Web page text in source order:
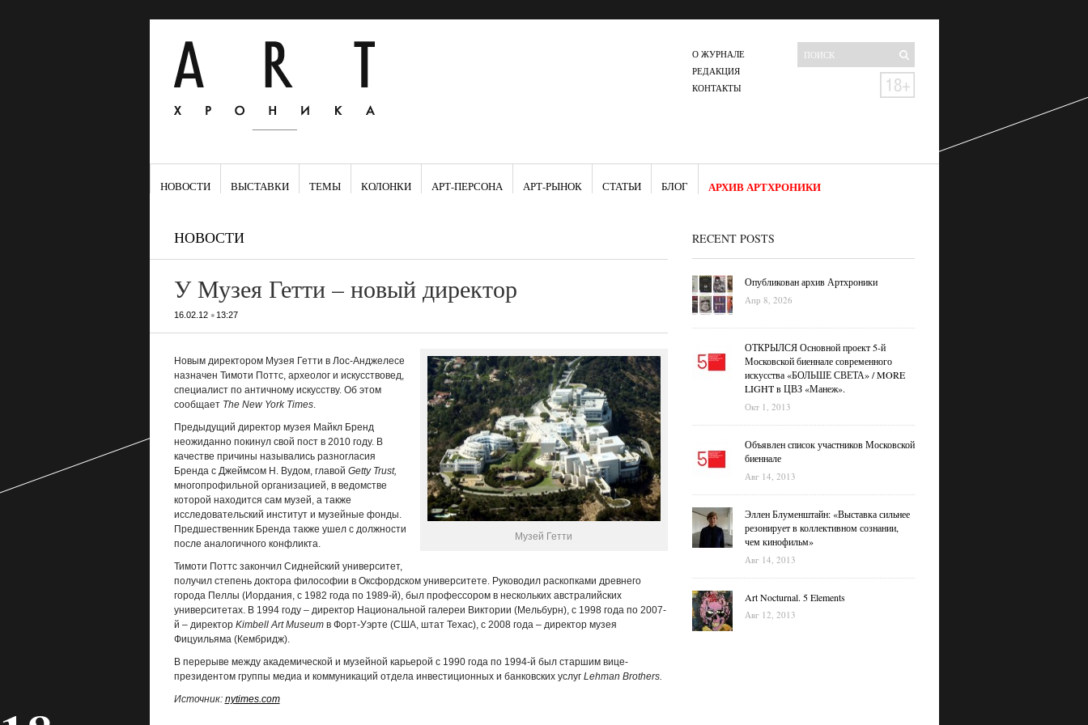
О ЖУРНАЛЕ
РЕДАКЦИЯ
КОНТАКТЫ
НОВОСТИ ВЫСТАВКИ ТЕМЫ КОЛОНКИ АРТ-ПЕРСОНА АРТ-РЫНОК СТАТЬИ БЛОГ АРХИВ АРТХРОНИКИ
НОВОСТИ
У Музея Гетти – новый директор
16.02.12• 13:27
Музей Гетти
Новым директором Музея Гетти в Лос-Анджелесе
назначен Тимоти Поттс, археолог и искусствовед,
специалист по античному искусству. Об этом
сообщает The New York Times.
Предыдущий директор музея Майкл Бренд
неожиданно покинул свой пост в 2010 году. В
качестве причины назывались разногласия
Бренда с Джеймсом Н. Вудом, главой Getty Trust,
многопрофильной организацией, в ведомстве
которой находится сам музей, а также
исследовательский институт и музейные фонды.
Предшественник Бренда также ушел с должности
после аналогичного конфликта.
Тимоти Поттс закончил Сиднейский университет,
получил степень доктора философии в Оксфордском университете. Руководил раскопками древнего
города Пеллы (Иордания, с 1982 года по 1989-й), был профессором в нескольких австралийских
университетах. В 1994 году – директор Национальной галереи Виктории (Мельбурн), с 1998 года по 2007-
й – директор Kimbell Art Museumв Форт-Уэрте (США, штат Техас), с 2008 года – директор музея
Фицуильяма (Кембридж).
В перерыве между академической и музейной карьерой с 1990 года по 1994-й был старшим вице-
президентом группы медиа и коммуникаций отдела инвестиционных и банковских услуг Lehman Brothers.
Источник: nytimes.com
RECENT POSTS
Опубликован архив Артхроники
Апр 8, 2026
ОТКРЫЛСЯ Основной проект 5-й
Московской биеннале современного
искусства «БОЛЬШЕ СВЕТА» / MORE
LIGHT в ЦВЗ «Манеж».
Окт 1, 2013
Объявлен список участников Московской
биеннале
Авг 14, 2013
Эллен Блуменштайн: «Выставка сильнее
резонирует в коллективном сознании,
чем кинофильм»
Авг 14, 2013
Art Nocturnal. 5 Elements
Авг 12, 2013